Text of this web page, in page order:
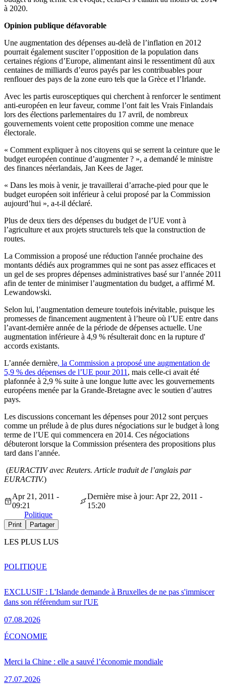
à 2020.
Opinion publique défavorable
Une augmentation des dépenses au-delà de l’inflation en 2012
pourrait également susciter l’opposition de la population dans
certaines régions d’Europe, alimentant ainsi le ressentiment dû aux
centaines de milliards d’euros payés par les contribuables pour
renflouer des pays de la zone euro tels que la Grèce et l’Irlande.
Avec les partis eurosceptiques qui cherchent à renforcer le sentiment
anti-européen en leur faveur, comme l’ont fait les Vrais Finlandais
lors des élections parlementaires du 17 avril, de nombreux
gouvernements voient cette proposition comme une menace
électorale.
« Comment expliquer à nos citoyens qui se serrent la ceinture que le
budget européen continue d’augmenter ? », a demandé le ministre
des finances néerlandais, Jan Kees de Jager.
« Dans les mois à venir, je travaillerai d’arrache-pied pour que le
budget européen soit inférieur à celui proposé par la Commission
aujourd’hui », a-t-il déclaré.
Plus de deux tiers des dépenses du budget de l’UE vont à
l’agriculture et aux projets structurels tels que la construction de
routes.
La Commission a proposé une réduction l'année prochaine des
montants dédiés aux programmes qui ne sont pas assez efficaces et
un gel de ses propres dépenses administratives basé sur l’année 2011
afin de tenter de minimiser l’augmentation du budget, a affirmé M.
Lewandowski.
Selon lui, l’augmentation demeure toutefois inévitable, puisque les
promesses de financement augmentent à l’heure où l’UE entre dans
l’avant-dernière année de la période de dépenses actuelle. Une
augmentation inférieure à 4,9 % résulterait donc en la rupture d'
accords existants.
L’année dernière, la Commission a proposé une augmentation de
5,9 % des dépenses de l’UE pour 2011 , mais celle-ci avait été
plafonnée à 2,9 % suite à une longue lutte avec les gouvernements
européens menée par la Grande-Bretagne avec le soutien d’autres
pays.
Les discussions concernant les dépenses pour 2012 sont perçues
comme un prélude à de plus dures négociations sur le budget à long
terme de l’UE qui commencera en 2014. Ces négociations
débuteront lorsque la Commission présentera des propositions plus
tard dans l’année.
(EURACTIV avec Reuters. Article traduit de l’anglais par
EURACTIV.)
Apr 21, 2011 -
09:21
Dernière mise à jour: Apr 22, 2011 -
15:20
Politique
Print Partager
LES PLUS LUS
EXCLUSIF : L'Islande demande à Bruxelles de ne pas s'immiscer
dans son référendum sur l'UE
07.08.2026
POLITIQUE
Merci la Chine : elle a sauvé l’économie mondiale
27.07.2026
ÉCONOMIE